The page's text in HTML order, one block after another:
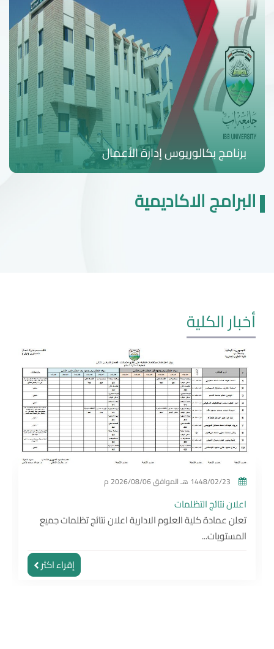
برنامج بكالوريوس إدارة الأعمال
البرامج الاكاديمية
أخبار الكلية
الموافق2026/08/06 م
اعلان نتائج التظلمات
تعلن عمادة كلية العلوم الادارية اعلان نتائج تظلمات جميع
المستويات...
إقراء اكثر